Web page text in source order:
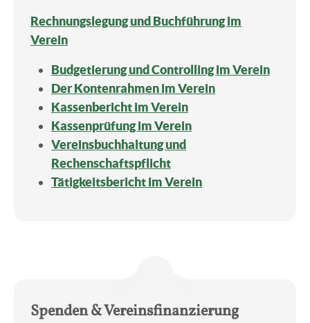
Rechnungslegung und Buchführung im
Verein
Budgetierung und Controlling im Verein
Der Kontenrahmen im Verein
Kassenbericht im Verein
Kassenprüfung im Verein
Vereinsbuchhaltung und
Rechenschaftspflicht
Tätigkeitsbericht im Verein
Spenden & Vereinsfinanzierung